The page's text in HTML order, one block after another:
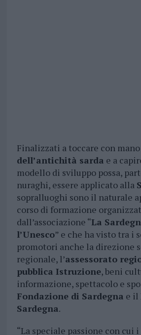
Finalizzati a toccare con
dell’antichità sarda e a
modello di sviluppo possa,
nuraghi, essere applicato alla
sopralluoghi sono il naturale
corso di formazione
dall’associazione “La
l’Unesco” e che ha visto tra i
promotori anche la direzione
regionale, l’assessorato
pubblica Istruzione, beni
informazione, spettacolo e
Fondazione di Sardegna e il
Sardegna.
“La speciale passione con cui